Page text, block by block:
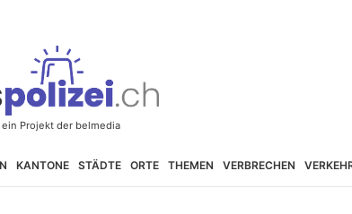
KANTONE STÄDTE ORTE THEMEN VERBRECHEN